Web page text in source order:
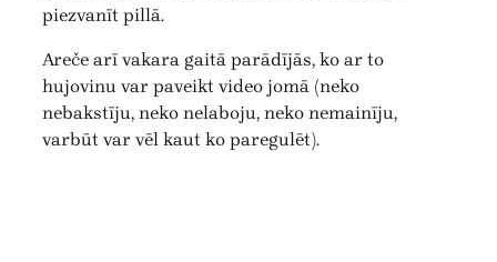
piezvanīt pillā.
Areče arī vakara gaitā parādījās, ko ar to
hujovinu var paveikt video jomā (neko
nebakstīju, neko nelaboju, neko nemainīju,
varbūt var vēl kaut ko paregulēt).